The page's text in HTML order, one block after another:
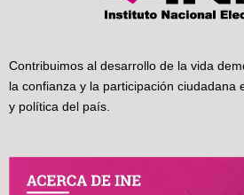
Contribuimos al desarrollo de la vida
la confianza y la participación ciudadana
y política del país.